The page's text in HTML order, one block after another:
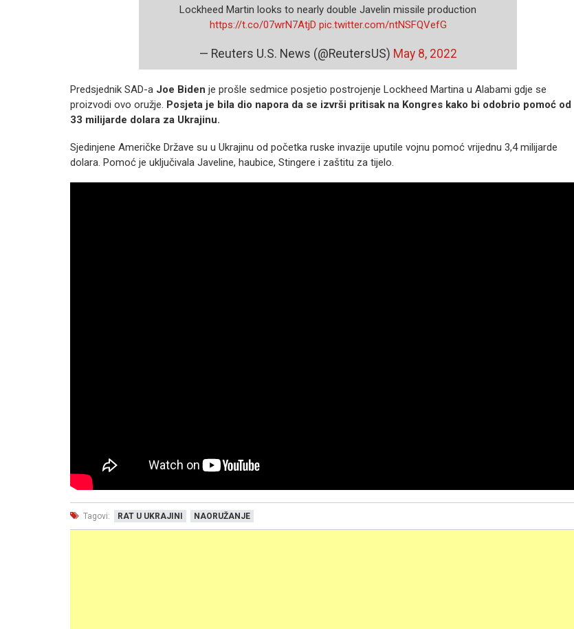
Lockheed Martin looks to nearly double Javelin missile production
https://t.co/07wrN7AtjD pic.twitter.com/ntNSFQVefG
— Reuters U.S. News (@ReutersUS) May 8, 2022
Predsjednik SAD-a Joe Biden je prošle sedmice posjetio postrojenje Lockheed Martina u Alabami gdje se
proizvodi ovo oružje. Posjeta je bila dio napora da se izvrši pritisak na Kongres kako bi odobrio pomoć od
33 milijarde dolara za Ukrajinu.
Sjedinjene Američke Države su u Ukrajinu od početka ruske invazije uputile vojnu pomoć vrijednu 3,4 milijarde
dolara. Pomoć je uključivala Javeline, haubice, Stingere i zaštitu za tijelo.
Tagovi: RAT U UKRAJINI NAORUŽANJE